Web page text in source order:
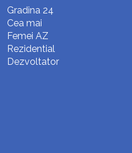
Gradina 24
Cea mai
Femei AZ
Rezidential
Dezvoltator